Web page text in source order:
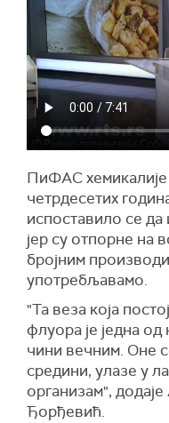
ПиФАС хемикалије
четрдесетих
испоставило се
јер су отпорне на
бројним
употребљавамо.
"Та веза која
флуора је једна од
чини вечним. Оне
средини, улазе у
организам",
Ђорђевић.